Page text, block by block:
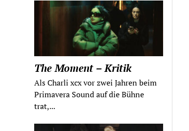
The Moment – Kritik
Als Charli xcx vor zwei Jahren beim
Primavera Sound auf die Bühne
trat,...